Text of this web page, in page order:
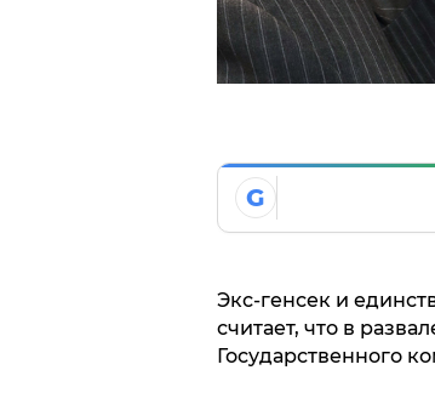
G
Экс-генсек и
считает, что в
Государственного